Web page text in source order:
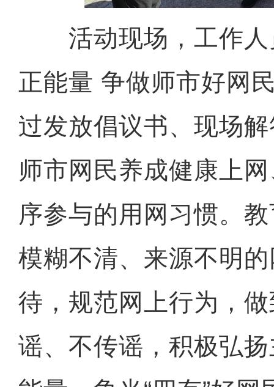
活动现场，工作人
正能量 争做师市好网
过发放倡议书、现场
师市网民养成健康上
序参与的用网习惯。
模糊不清、来源不明
待，规范网上行为，
谣、不传谣，积极弘